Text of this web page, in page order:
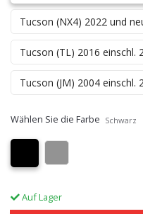
Tucson (NX4) 2022 und
Tucson (TL) 2016 einschl.
Tucson (JM) 2004 einschl.
Wählen Sie die Farbe Schwarz
Auf Lager